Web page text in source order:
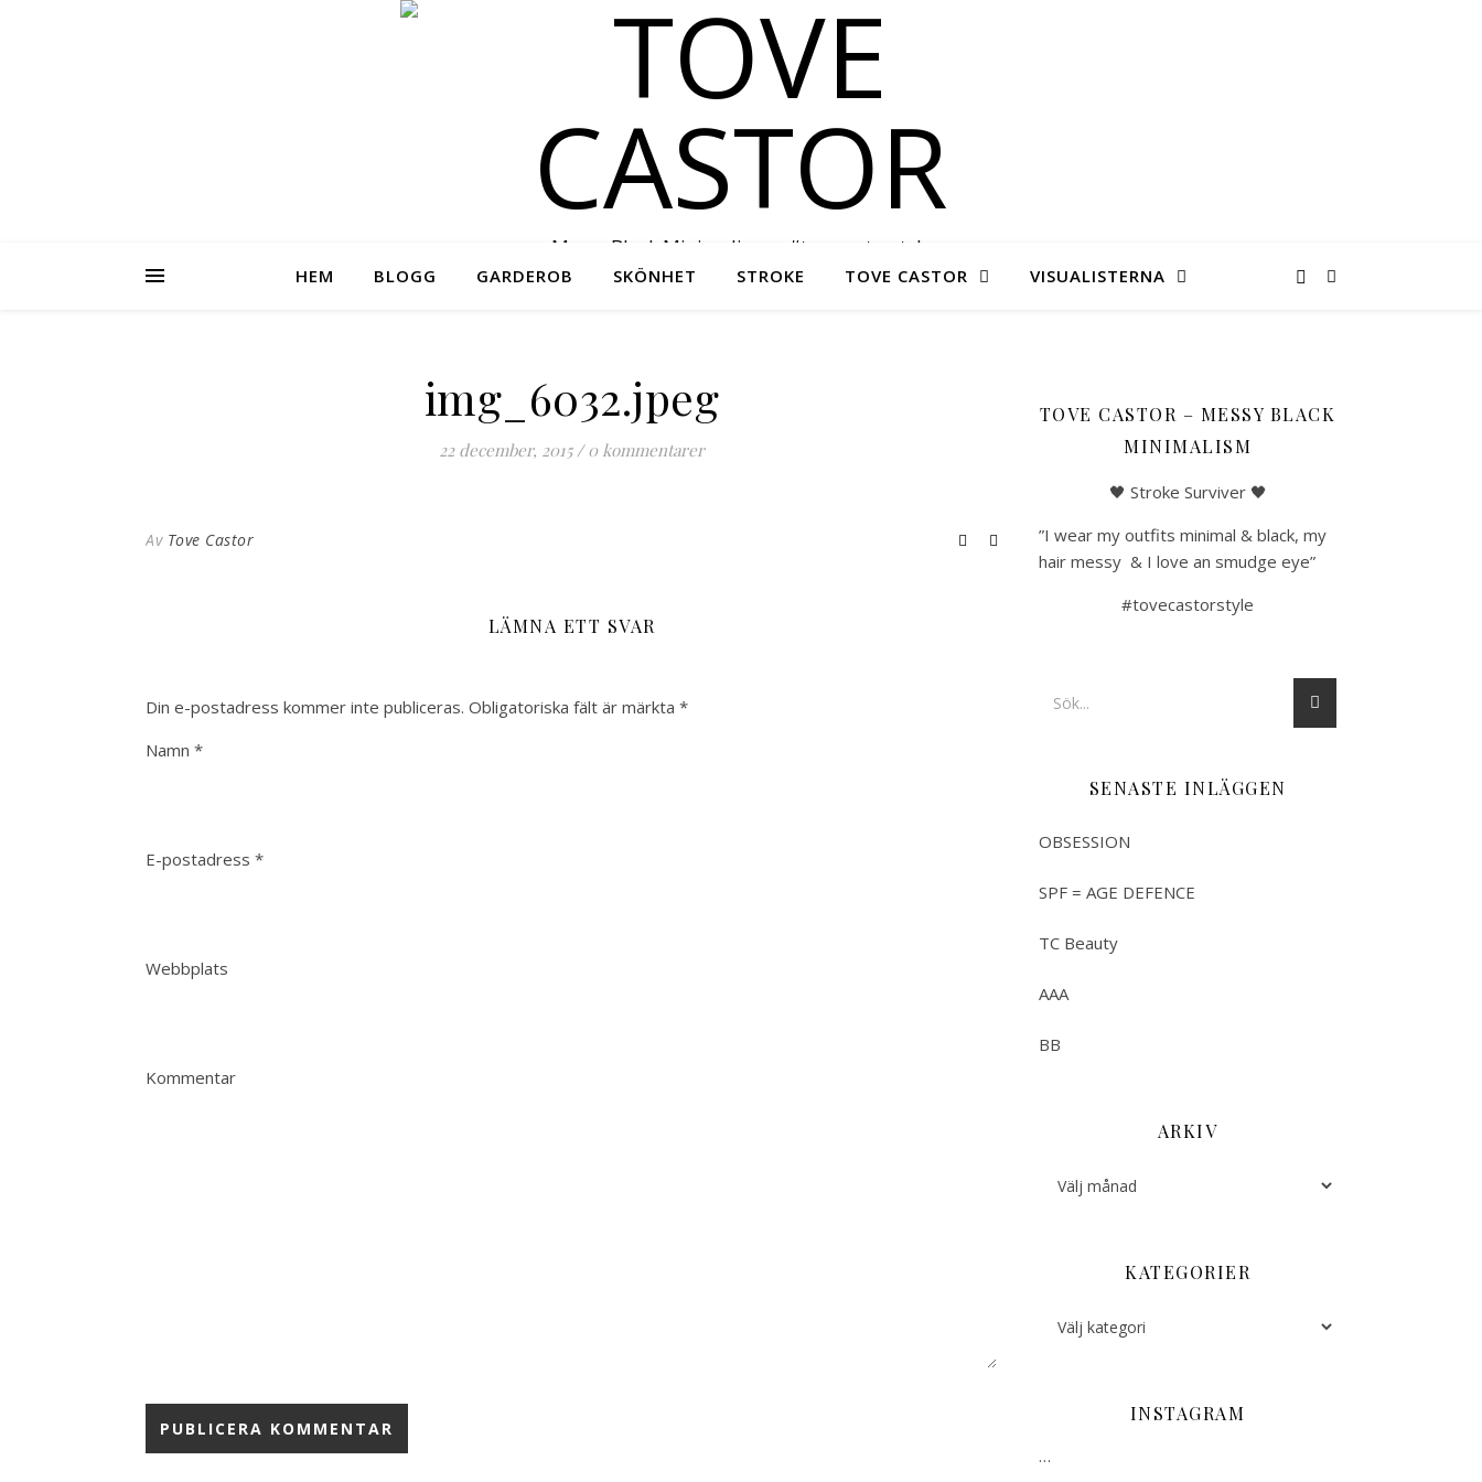
Messy Black Minimalism – #tovecastorstyle
HEM BLOGG GARDEROB SKÖNHET STROKE TOVE CASTOR VISUALISTERNA
img_6032.jpeg
22 december, 2015 / 0 kommentarer
Av Tove Castor
LÄMNA ETT SVAR
Din e-postadress kommer inte publiceras. Obligatoriska fält är märkta *
Namn *
E-postadress *
Webbplats
Kommentar
TOVE CASTOR – MESSY BLACK
MINIMALISM
🖤 Stroke Surviver 🖤
”I wear my outfits minimal & black, my
hair messy & I love an smudge eye”
#tovecastorstyle
SENASTE INLÄGGEN
OBSESSION
SPF = AGE DEFENCE
TC Beauty
AAA
BB
ARKIV
KATEGORIER
INSTAGRAM
…